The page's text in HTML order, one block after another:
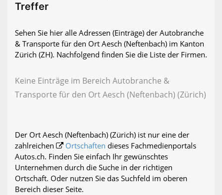
Treffer
Sehen Sie hier alle Adressen (Einträge) der Autobranche
& Transporte für den Ort Aesch (Neftenbach) im Kanton
Zürich (ZH). Nachfolgend finden Sie die Liste der Firmen.
Keine Einträge im Bereich Autobranche &
Transporte für den Ort Aesch (Neftenbach) (Zürich)
Der Ort Aesch (Neftenbach) (Zürich) ist nur eine der
zahlreichen
Ortschaften dieses Fachmedienportals
Autos.ch. Finden Sie einfach Ihr gewünschtes
Unternehmen durch die Suche in der richtigen
Ortschaft. Oder nutzen Sie das Suchfeld im oberen
Bereich dieser Seite.